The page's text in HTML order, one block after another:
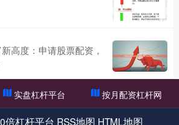
高度：申请股票配资，
实盘杠杆平台 按月配资杠杆网
倍杠杆平台 RSS地图 HTML地图